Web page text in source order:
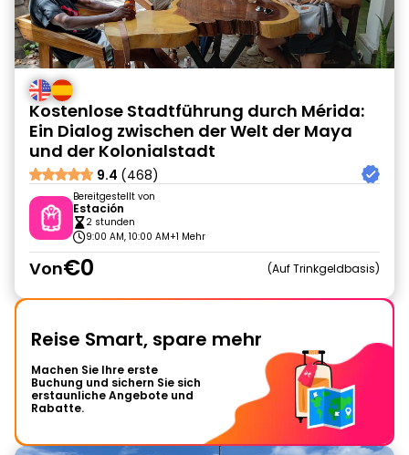
Kostenlose Stadtführung durch Mérida:
Ein Dialog zwischen der Welt der Maya
und der Kolonialstadt
9.4 (468)
Bereitgestellt von
Estación
2 stunden
9:00 AM, 10:00 AM+1 Mehr
Von€0 Auf Trinkgeldbasis
Reise Smart, spare mehr
Machen Sie Ihre erste
Buchung und sichern Sie sich
erstaunliche Angebote und
Rabatte.